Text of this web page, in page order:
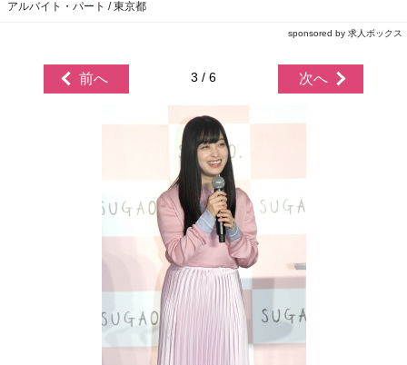
アルバイト・パート / 東京都
sponsored by 求人ボックス
前へ 3 / 6 次へ